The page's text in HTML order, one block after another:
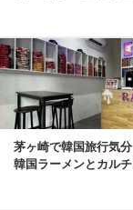
茅ヶ崎で韓国旅行気
韓国ラーメンとカル